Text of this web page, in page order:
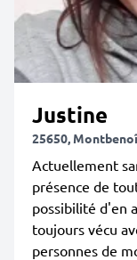
Justine
25650,
Actuellement
présence de
possibilité d'en
toujours vécu
personnes de